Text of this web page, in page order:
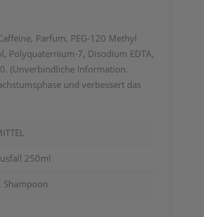
Parfum, PEG-120 Methyl
Polyquaternium-7, Disodium EDTA,
(Unverbindliche Information.
und verbessert das
250ml
Shampoon